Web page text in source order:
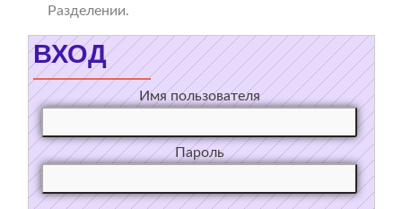
Разделении.
ВХОД
Имя пользователя
Пароль